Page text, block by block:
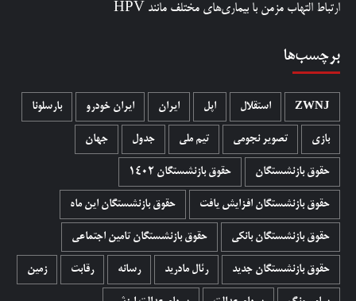
ارتباط التهاب مزمن با بیماری‌های مختلف مانند HPV
برچسب‌ها
ZWNJ استقلال اپل ایران ایران خودرو بارسلونا
بازی تصویر نجومی تیم ملی جدول جهان
حقوق بازنشستگان حقوق بازنشستگان 1402
حقوق بازنشستگان افزایش یافت حقوق بازنشستگان این ماه
حقوق بازنشستگان بانکی حقوق بازنشستگان تامین اجتماعی
حقوق بازنشستگان جدید رئال مادرید رسانه رقابت زمین